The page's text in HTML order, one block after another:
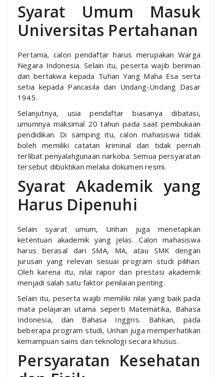
Syarat Umum Masuk
Universitas Pertahanan
Pertama, calon pendaftar harus merupakan Warga
Negara Indonesia. Selain itu, peserta wajib beriman
dan bertakwa kepada Tuhan Yang Maha Esa serta
setia kepada Pancasila dan Undang-Undang Dasar
1945.
Selanjutnya, usia pendaftar biasanya dibatasi,
umumnya maksimal 20 tahun pada saat pembukaan
pendidikan. Di samping itu, calon mahasiswa tidak
boleh memiliki catatan kriminal dan tidak pernah
terlibat penyalahgunaan narkoba. Semua persyaratan
tersebut dibuktikan melalui dokumen resmi.
Syarat Akademik yang
Harus Dipenuhi
Selain syarat umum, Unhan juga menetapkan
ketentuan akademik yang jelas. Calon mahasiswa
harus berasal dari SMA, MA, atau SMK dengan
jurusan yang relevan sesuai program studi pilihan.
Oleh karena itu, nilai rapor dan prestasi akademik
menjadi salah satu faktor penilaian penting.
Selain itu, peserta wajib memiliki nilai yang baik pada
mata pelajaran utama seperti Matematika, Bahasa
Indonesia, dan Bahasa Inggris. Bahkan, pada
beberapa program studi, Unhan juga memperhatikan
kemampuan sains dan teknologi secara khusus.
Persyaratan Kesehatan